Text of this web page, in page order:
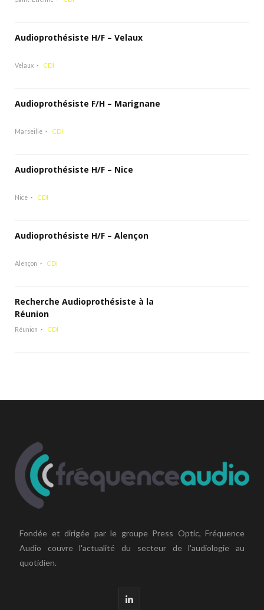
Audioprothésiste H/F – Velaux
Velaux CDI
Audioprothésiste F/H – Marignane
Marseille CDI
Audioprothésiste H/F – Nice
Nice CDI
Audioprothésiste H/F – Alençon
Alençon CDI
Recherche Audioprothésiste à la
Réunion
Réunion CDI
Fondée et dirigée par le groupe Press Optic, Fréquence
Audio couvre l'actualité du secteur de l'audiologie au
quotidien.
L